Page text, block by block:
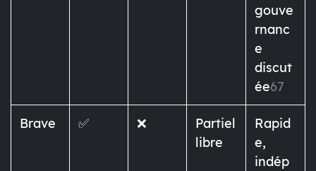
gouve
rnanc
e
discut
ée67
Brave ✅ ❌
Partiel
libre
Rapid
e,
indép